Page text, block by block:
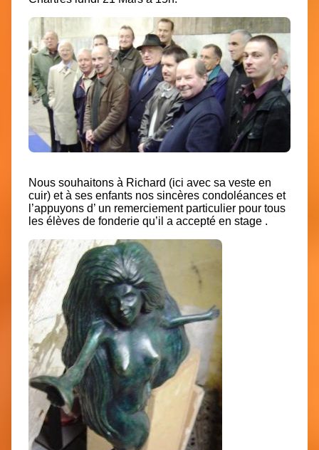
Nous souhaitons à Richard (ici avec sa veste en
cuir) et à ses enfants nos sincères condoléances et
l’appuyons d’ un remerciement particulier pour tous
les élèves de fonderie qu’il a accepté en stage .